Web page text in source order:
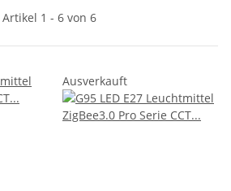
Artikel 1 - 6 von 6
Ausverkauft